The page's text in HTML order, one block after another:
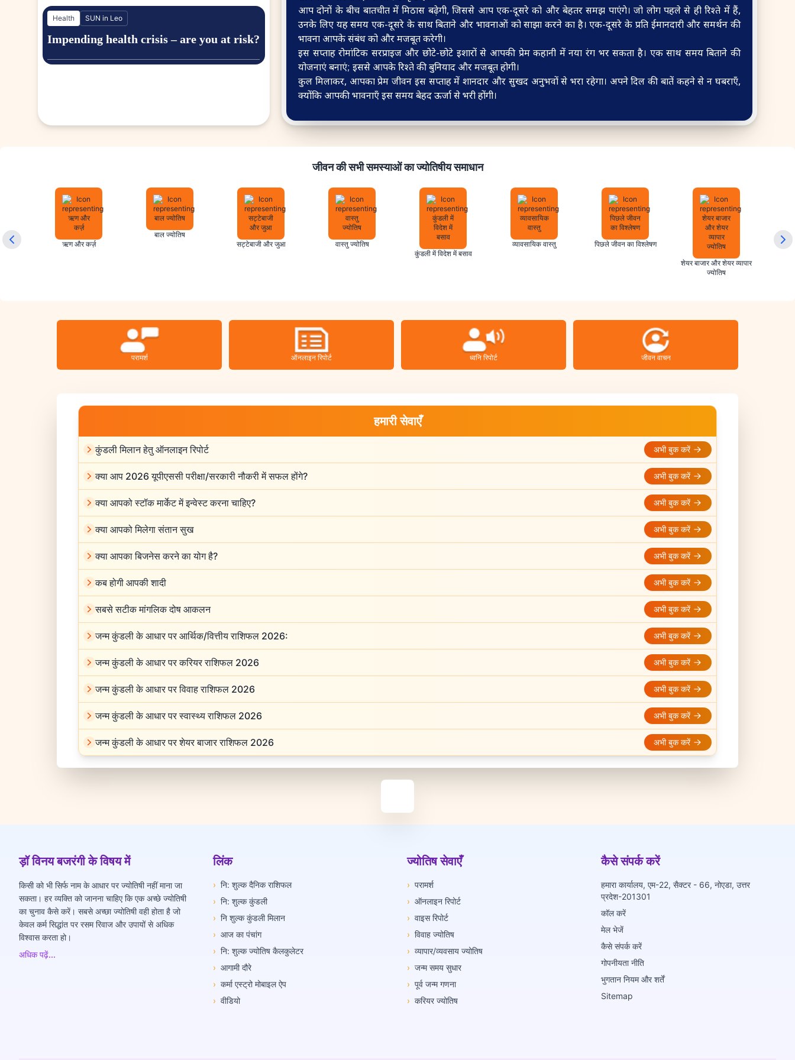
Health SUN in Leo
Impending health crisis – are you at risk?
आप दोनों के बीच बातचीत में मिठास बढ़ेगी, जिससे आप एक-दूसरे को और बेहतर समझ पाएंगे। जो लोग पहले से ही रिश्ते में हैं,
उनके लिए यह समय एक-दूसरे के साथ बिताने और भावनाओं को साझा करने का है। एक-दूसरे के प्रति ईमानदारी और समर्थन की
भावना आपके संबंध को और मजबूत करेगी।
इस सप्ताह रोमांटिक सरप्राइज और छोटे-छोटे इशारों से आपकी प्रेम कहानी में नया रंग भर सकता है। एक साथ समय बिताने की
योजनाएं बनाएं; इससे आपके रिश्ते की बुनियाद और मजबूत होगी।
कुल मिलाकर, आपका प्रेम जीवन इस सप्ताह में शानदार और सुखद अनुभवों से भरा रहेगा। अपने दिल की बातें कहने से न घबराएँ,
क्योंकि आपकी भावनाएँ इस समय बेहद ऊर्जा से भरी होंगी।
जीवन की सभी समस्याओं का ज्योतिषीय समाधान
ऋण और कर्ज़
बाल ज्योतिष
सट्टेबाजी और जुआ
वास्तु ज्योतिष
कुंडली में विदेश में बसाव
व्यावसायिक वास्तु पिछले जीवन का विश्लेषण
शेयर बाजार और शेयर व्यापार
ज्योतिष
परामर्श ऑनलाइन रिपोर्ट ध्वनि रिपोर्ट जीवन वाचन
हमारी सेवाएँ
कुंडली मिलान हेतु ऑनलाइन रिपोर्ट अभी बुक करें
क्या आप 2026 यूपीएससी परीक्षा/सरकारी नौकरी में सफल होंगे? अभी बुक करें
क्या आपको स्टॉक मार्केट में इन्वेस्ट करना चाहिए? अभी बुक करें
क्या आपको मिलेगा संतान सुख अभी बुक करें
क्या आपका बिजनेस करने का योग है? अभी बुक करें
कब होगी आपकी शादी अभी बुक करें
सबसे सटीक मांगलिक दोष आकलन अभी बुक करें
जन्म कुंडली के आधार पर आर्थिक/वित्तीय राशिफल 2026: अभी बुक करें
जन्म कुंडली के आधार पर करियर राशिफल 2026 अभी बुक करें
जन्म कुंडली के आधार पर विवाह राशिफल 2026 अभी बुक करें
जन्म कुंडली के आधार पर स्वास्थ्य राशिफल 2026 अभी बुक करें
जन्म कुंडली के आधार पर शेयर बाजार राशिफल 2026 अभी बुक करें
ड़ॉ विनय बजरंगी के विषय में
किसी को भी सिर्फ नाम के आधार पर ज्योतिषी नहीं माना जा
सकता। हर व्यक्ति को जानना चाहिए कि एक अच्छे ज्योतिषी
का चुनाव कैसे करें। सबसे अच्छा ज्योतिषी वही होता है जो
केवल कर्म सिद्धांत पर रसम रिवाज और उपायों से अधिक
विश्वास करता हो।
अधिक पढ़ें...
लिंक
› नि: शुल्क दैनिक राशिफल
› नि: शुल्क कुंडली
› नि शुल्क कुंडली मिलान
› आज का पंचांग
› नि: शुल्क ज्योतिष कैलकुलेटर
› आगामी दौरे
› कर्मा एस्ट्रो मोबाइल ऐप
› वीडियो
ज्योतिष सेवाएँ
› परामर्श
› ऑनलाइन रिपोर्ट
› वाइस रिपोर्ट
› विवाह ज्योतिष
› व्यापार/व्यवसाय ज्योतिष
› जन्म समय सुधार
› पूर्व जन्म गणना
› करियर ज्योतिष
कैसे संपर्क करें
हमारा कार्यालय, एम-22, सैक्टर - 66, नोएडा, उत्तर
प्रदेश-201301
कॉल करें
मेल भेजें
कैसे संपर्क करें
गोपनीयता नीति
भुगतान नियम और शर्तें
Sitemap